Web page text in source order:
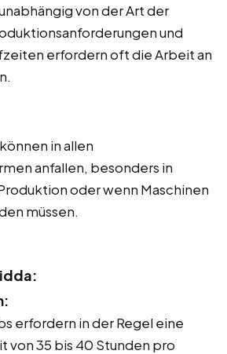
von der Art der
und
erfordern oft die Arbeit an
in allen
anfallen, besonders in
oder wenn Maschinen
müssen.
erfordern in der Regel eine
von 35 bis 40 Stunden pro